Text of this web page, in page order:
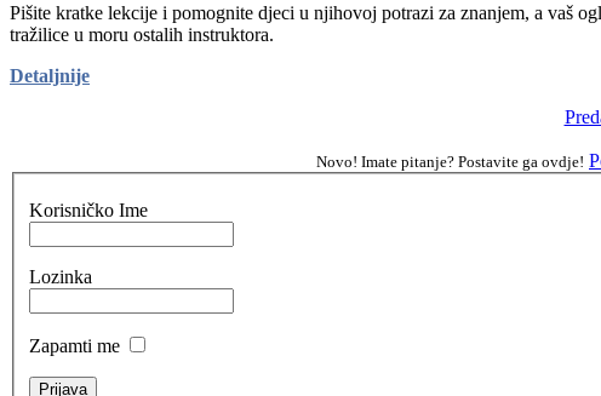
Pišite kratke lekcije i pomognite djeci u njihovoj potrazi za znanjem, a vaš
tražilice u moru ostalih instruktora.
Detaljnije
Novo! Imate pitanje? Postavite ga ovdje!
Korisničko Ime
Lozinka
Zapamti me